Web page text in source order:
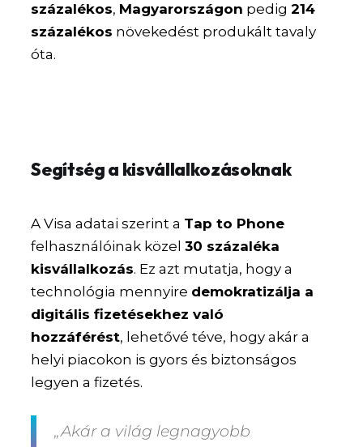
százalékos, Magyarországon pedig214
százalékos növekedést produkált tavaly
óta.
Segítség a kisvállalkozásoknak
A Visa adatai szerint a Tap to Phone
felhasználóinak közel30 százaléka
kisvállalkozás. Ez azt mutatja, hogy a
technológia mennyire demokratizálja a
digitális fizetésekhez való
hozzáférést, lehetővé téve, hogy akár a
helyi piacokon is gyors és biztonságos
legyen a fizetés.
„Akár a világ legnagyobb